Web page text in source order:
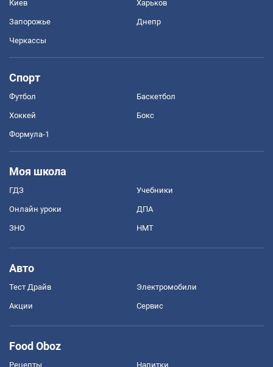
Киев Харьков
Запорожье Днепр
Черкассы
Спорт
Футбол Баскетбол
Хоккей Бокс
Формула-1
Моя школа
ГДЗ Учебники
Онлайн уроки ДПА
ЗНО НМТ
Авто
Тест Драйв Электромобили
Акции Сервис
Food Oboz
Рецепты Напитки